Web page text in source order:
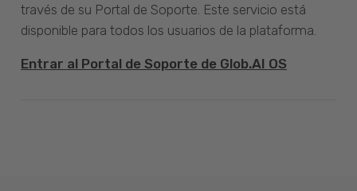
través de su Portal de Soporte. Este servicio está
disponible para todos los usuarios de la plataforma.
Entrar al Portal de Soporte de Glob.AI OS